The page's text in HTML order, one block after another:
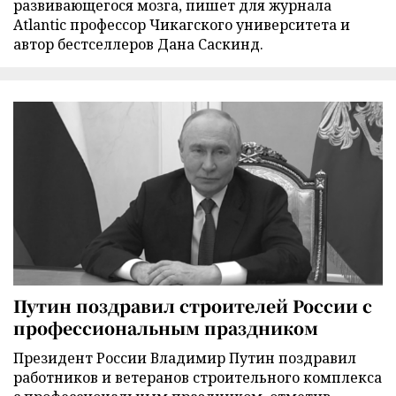
развивающегося мозга, пишет для журнала
Atlantic профессор Чикагского университета и
автор бестселлеров Дана Саскинд.
Путин поздравил строителей России с
профессиональным праздником
Президент России Владимир Путин поздравил
работников и ветеранов строительного комплекса